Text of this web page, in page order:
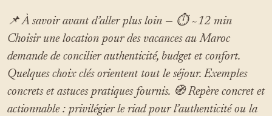
📌 À savoir avant d’aller plus loin — ⏱ ~12 min
Choisir une location pour des vacances au Maroc
demande de concilier authenticité, budget et confort.
Quelques choix clés orientent tout le séjour. Exemples
concrets et astuces pratiques fournis. 🧭 Repère concret et
actionnable : privilégier le riad pour l’authenticité ou la